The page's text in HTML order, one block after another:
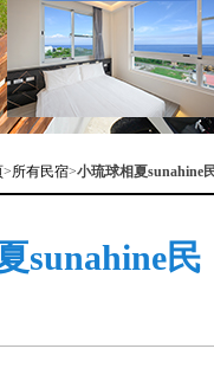
>所有民宿>小琉球相夏sunahine
sunahine民